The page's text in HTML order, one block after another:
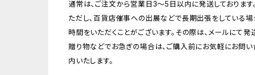
通常は、ご注文から営業日3〜5日以内に発送しております。
ただし、百貨店催事への出展などで長期出張をしている
時間をいただくことがございます。その際は、メールにて発
贈り物などでお急ぎの場合は、ご購入前にお気軽にお問い
内いたします。